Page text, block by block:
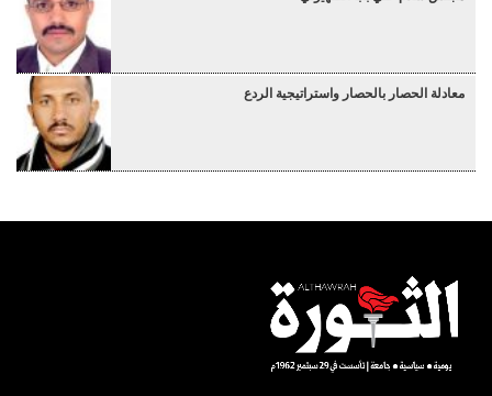
معادلة الحصار بالحصار واستراتيجية الردع